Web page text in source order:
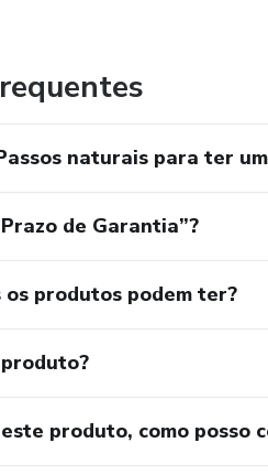
naturais para ter
de Garantia”?
produtos podem ter?
produto?
produto, como posso